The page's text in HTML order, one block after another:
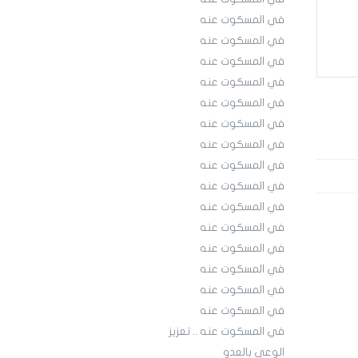
في المسكوت عنه
في المسكوت عنه
في المسكوت عنه
في المسكوت عنه
في المسكوت عنه
في المسكوت عنه
في المسكوت عنه
في المسكوت عنه
في المسكوت عنه
في المسكوت عنه
في المسكوت عنه
في المسكوت عنه
في المسكوت عنه
في المسكوت عنه
في المسكوت عنه
في المسكوت عنه .. تعزيز
الوعي بالعدو